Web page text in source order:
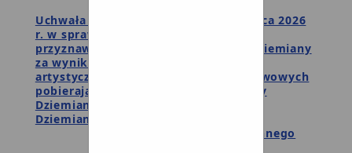
Uchwała Nr XXV/149/26 z dnia 25 marca 2026
r. w sprawie uchwalenia Regulaminu
przyznawania nagród Wójta Gminy Dziemiany
za wyniki w nauce oraz osiągnięcia
artystyczne dla uczniów szkół podstawowych
pobierających naukę na terenie Gminy
Dziemiany pn: „Zdolne dzieci z Gminy
Dziemiany"
Wyniki głosowania imiennego